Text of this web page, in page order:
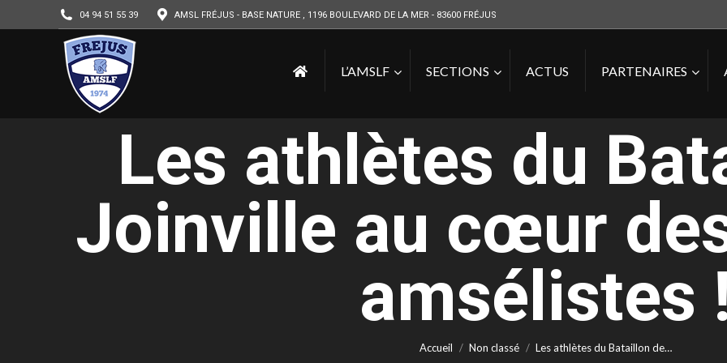
04 94 51 55 39 AMSL FRÉJUS - BASE NATURE , 1196 BOULEVARD DE LA MER - 83600 FRÉJUS
L’AMSLF SECTIONS ACTUS PARTENAIRES
Les athlètes du
Joinville au cœur
amsélistes !
Vous êtes ici :
Accueil Non classé Les athlètes du Bataillon de…